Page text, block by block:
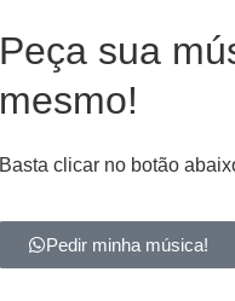
Peça sua
mesmo!
Basta clicar no botão
Pedir minha música!